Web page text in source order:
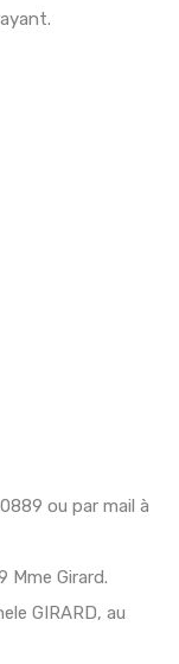
ou par mail à
Girard.
GIRARD, au